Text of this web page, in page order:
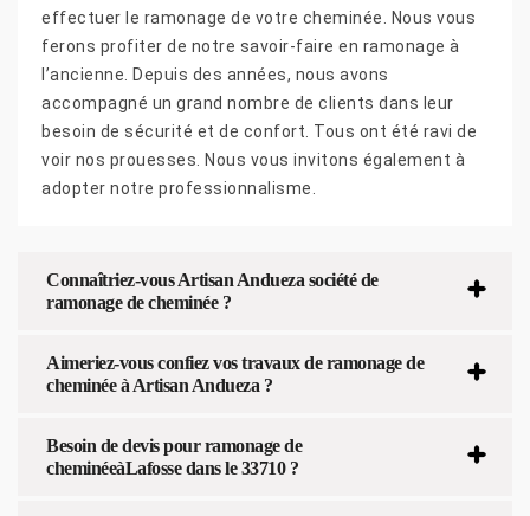
effectuer le ramonage de votre cheminée. Nous vous
ferons profiter de notre savoir-faire en ramonage à
l’ancienne. Depuis des années, nous avons
accompagné un grand nombre de clients dans leur
besoin de sécurité et de confort. Tous ont été ravi de
voir nos prouesses. Nous vous invitons également à
adopter notre professionnalisme.
Connaîtriez-vous Artisan Andueza société de
ramonage de cheminée ?
Aimeriez-vous confiez vos travaux de ramonage de
cheminée à Artisan Andueza ?
Besoin de devis pour ramonage de
cheminéeàLafosse dans le 33710 ?